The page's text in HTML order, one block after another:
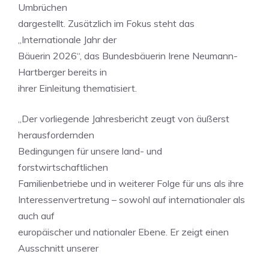
Umbrüchen
dargestellt. Zusätzlich im Fokus steht das
„Internationale Jahr der
Bäuerin 2026“, das Bundesbäuerin Irene Neumann-
Hartberger bereits in
ihrer Einleitung thematisiert.
„Der vorliegende Jahresbericht zeugt von äußerst
herausfordernden
Bedingungen für unsere land- und
forstwirtschaftlichen
Familienbetriebe und in weiterer Folge für uns als ihre
Interessenvertretung – sowohl auf internationaler als
auch auf
europäischer und nationaler Ebene. Er zeigt einen
Ausschnitt unserer